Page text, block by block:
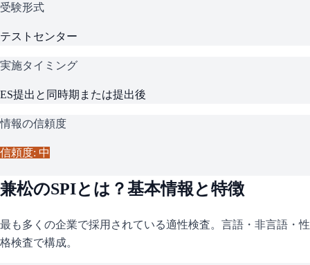
受験形式
テストセンター
実施タイミング
ES提出と同時期または提出後
情報の信頼度
信頼度: 中
兼松のSPIとは？基本情報と特徴
最も多くの企業で採用されている適性検査。言語・非言語・性
格検査で構成。